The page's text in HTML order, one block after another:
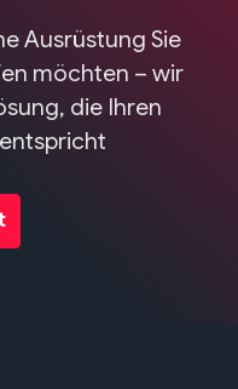
Ausrüstung Sie
möchten – wir
die Ihren